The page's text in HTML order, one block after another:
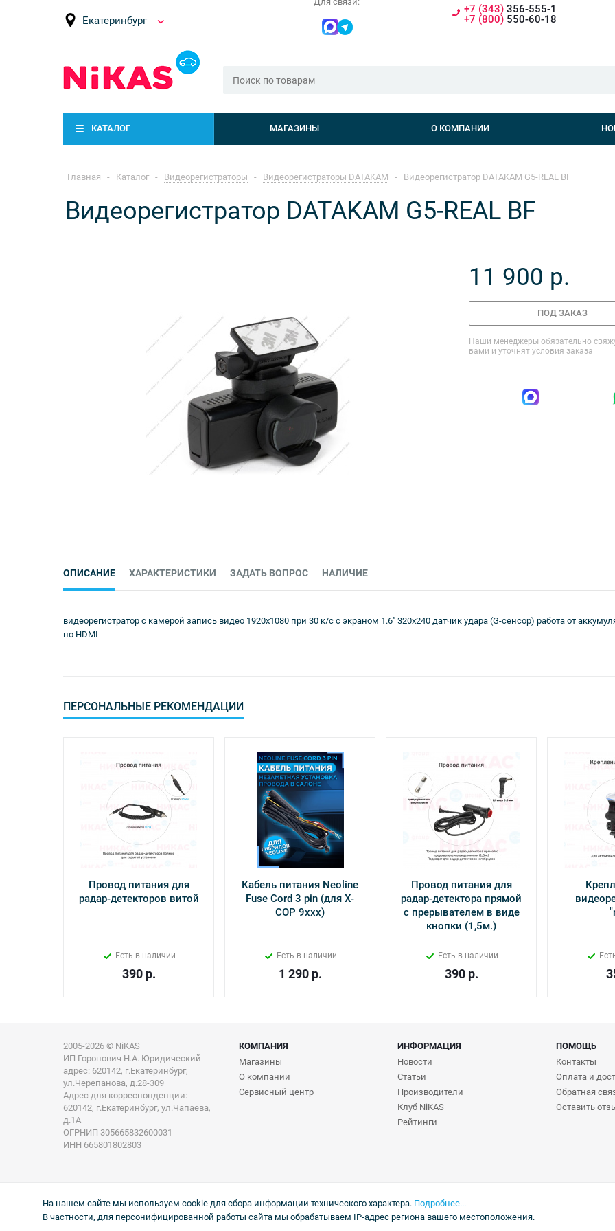
Екатеринбург
+7 (343) 356-555-1
+7 (800) 550-60-18
КАТАЛОГ МАГАЗИНЫ О КОМПАНИИ
Главная - Каталог - Видеорегистраторы - Видеорегистраторы DATAKAM - Видеорегистратор DATAKAM G5-REAL BF
Видеорегистратор DATAKAM G5-REAL BF
11 900 р.
ПОД ЗАКАЗ
Наши менеджеры обязательно
вами и уточнят условия заказа
ОПИСАНИЕ ХАРАКТЕРИСТИКИ ЗАДАТЬ ВОПРОС НАЛИЧИЕ
видеорегистратор с камерой запись видео 1920x1080 при 30 к/с с экраном 1.6" 320x240 датчик удара (G-сенсор) работа от
по HDMI
ПЕРСОНАЛЬНЫЕ РЕКОМЕНДАЦИИ
Провод питания для
радар-детекторов витой
Есть в наличии
390р.
Кабель питания Neoline
Fuse Cord 3 pin (для Х-
СОР 9ххх)
Есть в наличии
1 290р.
Провод питания для
радар-детектора прямой
с прерывателем в виде
кнопки (1,5м.)
Есть в наличии
390р.
2005-2026 © NiKAS
ИП Горонович Н.А. Юридический
адрес: 620142, г.Екатеринбург,
ул.Черепанова, д.28-309
Адрес для корреспонденции:
620142, г.Екатеринбург, ул.Чапаева,
д.1А
ОГРНИП 305665832600031
ИНН 665801802803
КОМПАНИЯ ИНФОРМАЦИЯ
ПОМОЩЬ
Магазины
О компании
Сервисный центр
Новости
Статьи
Производители
Клуб NiKAS
Рейтинги
Контакты
Оплата и
Обратная
Оставить
Информация на сайте не является публичной офертой. Цены на товар в магазине могут отличаться от указанных на сайте.
На нашем сайте мы используем cookie для сбора информации технического характера. Подробнее...
В частности, для персонифицированной работы сайта мы обрабатываем IP-адрес региона вашего местоположения.